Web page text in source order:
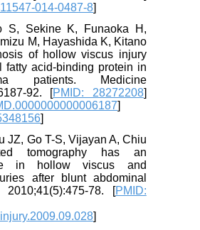
014-0487-8
S, Sekine K, Funaoka H,
M, Hayashida K, Kitano
of hollow viscus injury
fatty acid-binding protein in
patients. Medicine
6187-92. [PMID: 28272208
JZ, Go T-S, Vijayan A, Chiu
tomography has an
in hollow viscus and
after blunt abdominal
2010;41(5):475-78. [PMID: